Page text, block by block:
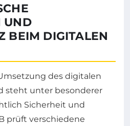
UND
BEIM DIGITALEN
des digitalen
steht unter besonderer
Sicherheit und
prüft verschiedene